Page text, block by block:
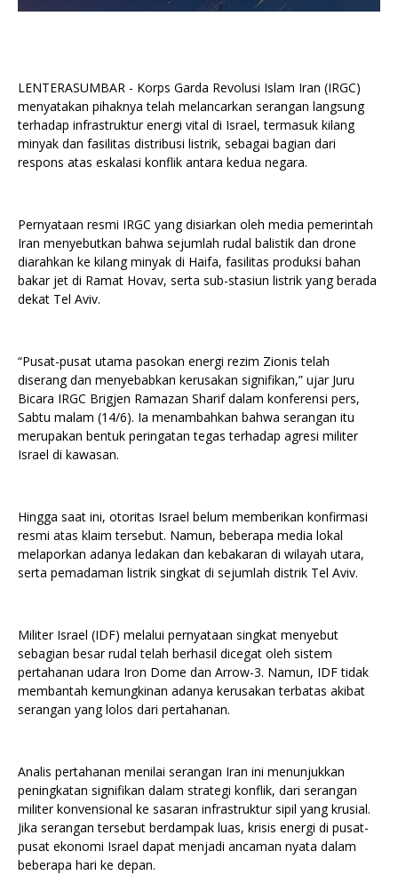
LENTERASUMBAR - Korps Garda Revolusi Islam Iran (IRGC)
menyatakan pihaknya telah melancarkan serangan langsung
terhadap infrastruktur energi vital di Israel, termasuk kilang
minyak dan fasilitas distribusi listrik, sebagai bagian dari
respons atas eskalasi konflik antara kedua negara.
Pernyataan resmi IRGC yang disiarkan oleh media pemerintah
Iran menyebutkan bahwa sejumlah rudal balistik dan drone
diarahkan ke kilang minyak di Haifa, fasilitas produksi bahan
bakar jet di Ramat Hovav, serta sub-stasiun listrik yang berada
dekat Tel Aviv.
“Pusat-pusat utama pasokan energi rezim Zionis telah
diserang dan menyebabkan kerusakan signifikan,” ujar Juru
Bicara IRGC Brigjen Ramazan Sharif dalam konferensi pers,
Sabtu malam (14/6). Ia menambahkan bahwa serangan itu
merupakan bentuk peringatan tegas terhadap agresi militer
Israel di kawasan.
Hingga saat ini, otoritas Israel belum memberikan konfirmasi
resmi atas klaim tersebut. Namun, beberapa media lokal
melaporkan adanya ledakan dan kebakaran di wilayah utara,
serta pemadaman listrik singkat di sejumlah distrik Tel Aviv.
Militer Israel (IDF) melalui pernyataan singkat menyebut
sebagian besar rudal telah berhasil dicegat oleh sistem
pertahanan udara Iron Dome dan Arrow-3. Namun, IDF tidak
membantah kemungkinan adanya kerusakan terbatas akibat
serangan yang lolos dari pertahanan.
Analis pertahanan menilai serangan Iran ini menunjukkan
peningkatan signifikan dalam strategi konflik, dari serangan
militer konvensional ke sasaran infrastruktur sipil yang krusial.
Jika serangan tersebut berdampak luas, krisis energi di pusat-
pusat ekonomi Israel dapat menjadi ancaman nyata dalam
beberapa hari ke depan.